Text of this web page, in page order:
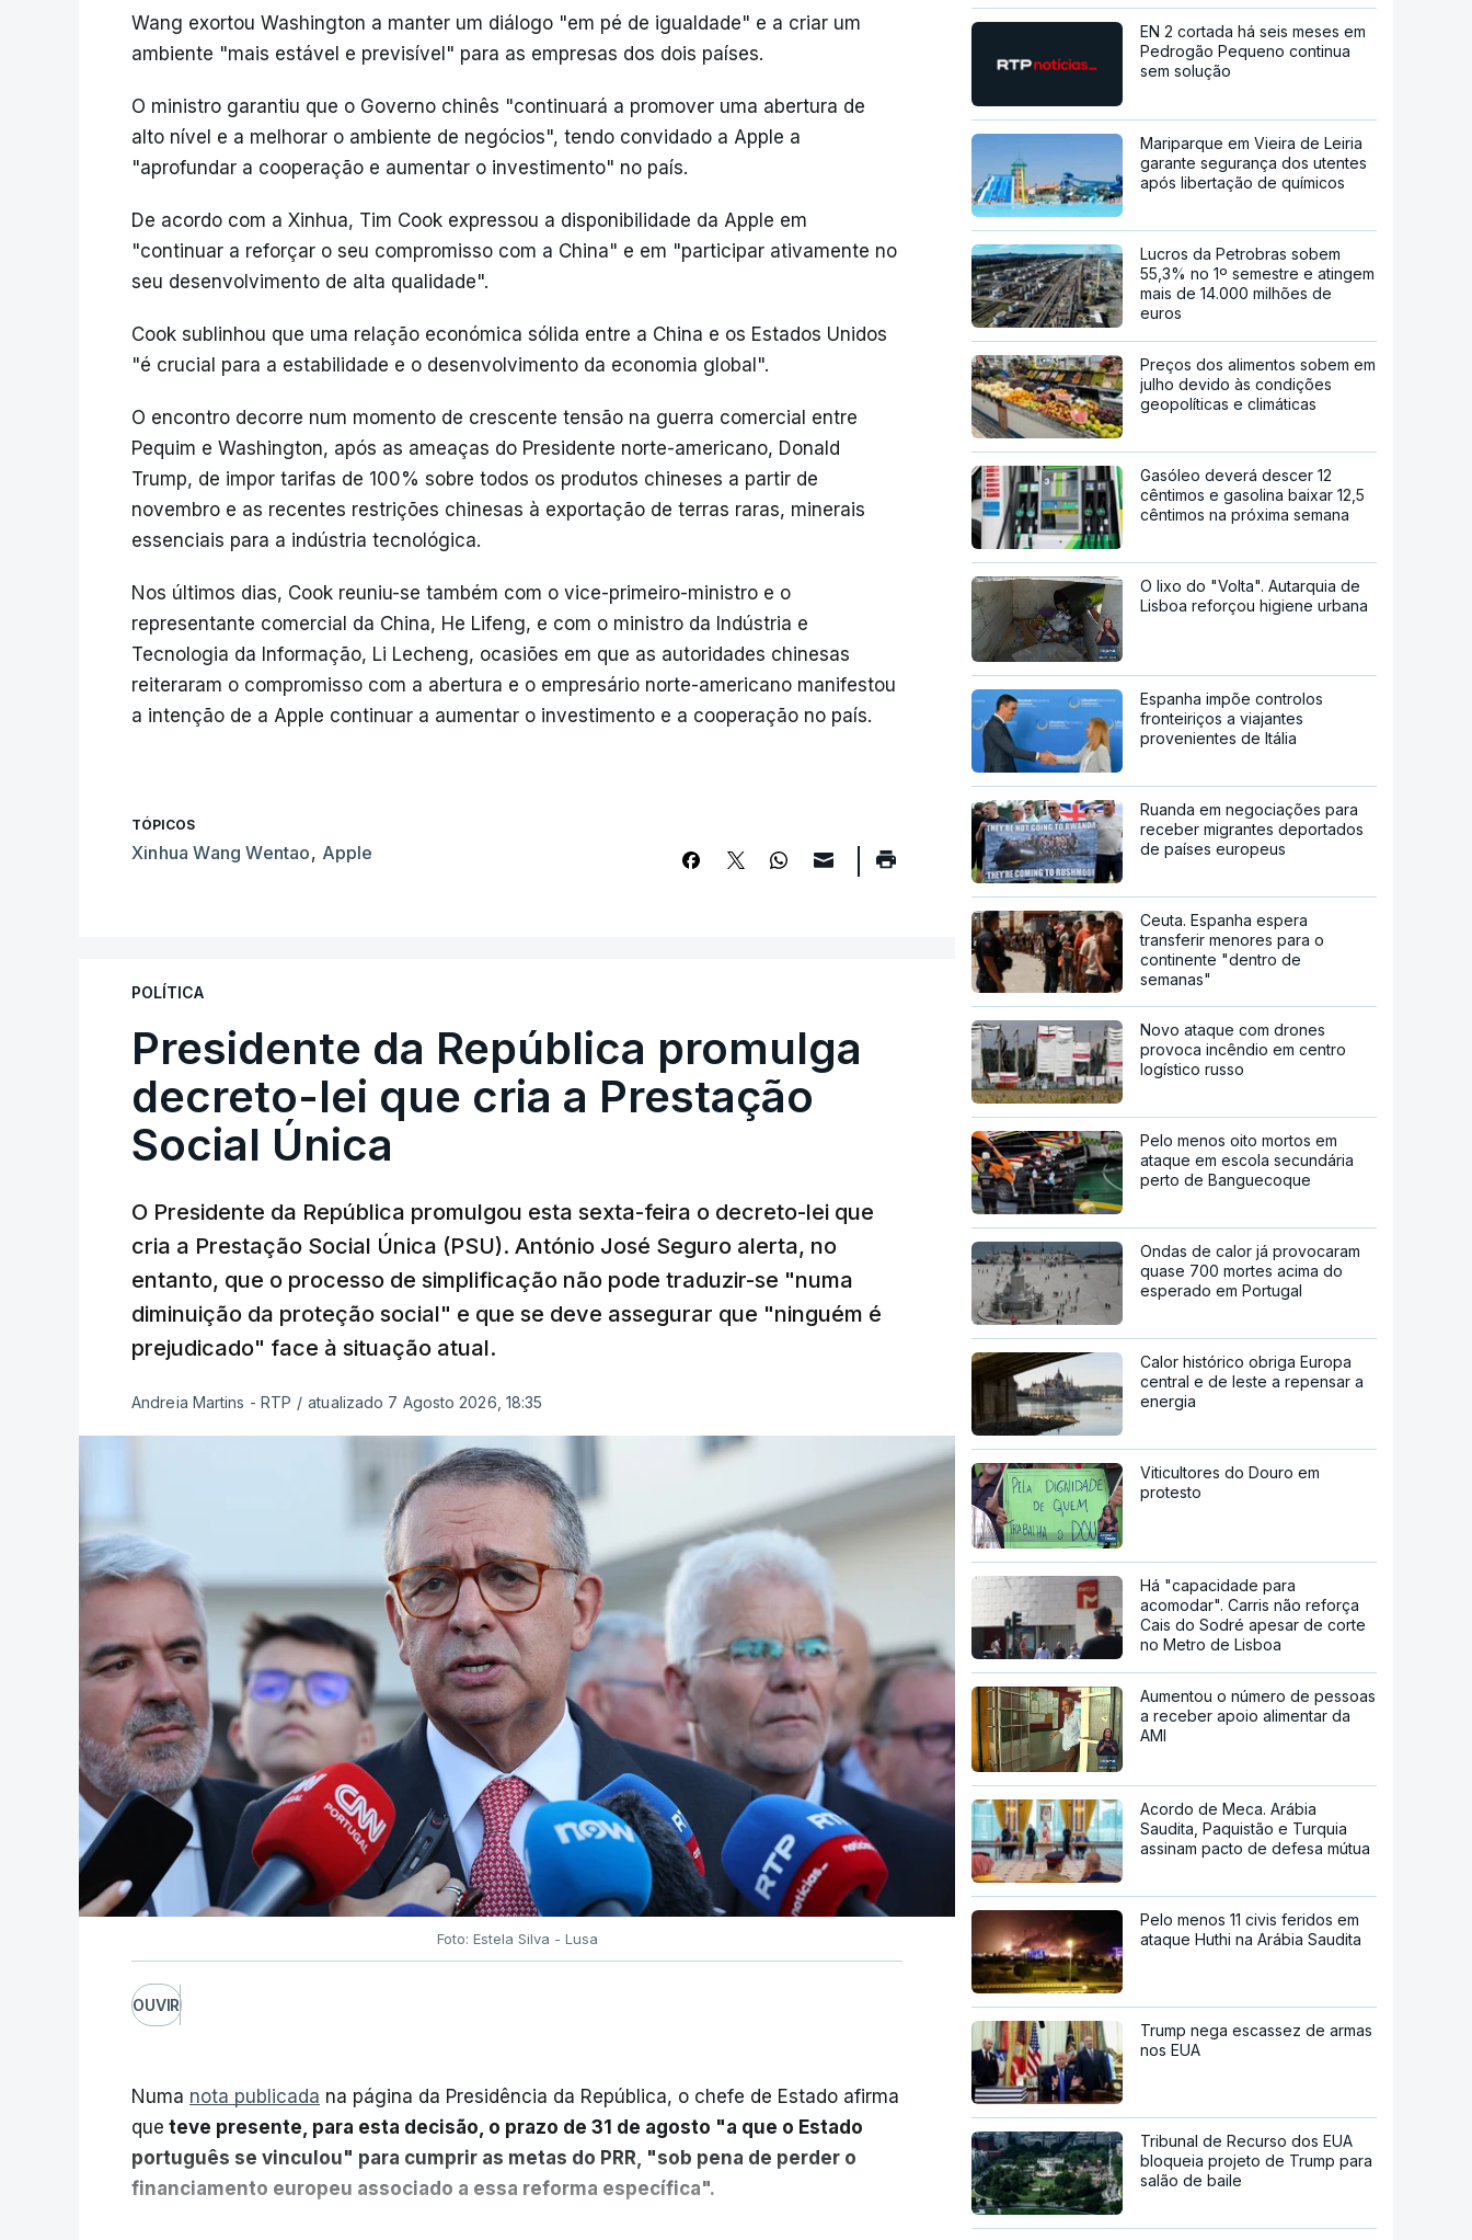
Wang exortou Washington a manter um diálogo "em pé de igualdade" e a criar um
ambiente "mais estável e previsível" para as empresas dos dois países.
O ministro garantiu que o Governo chinês "continuará a promover uma abertura de
alto nível e a melhorar o ambiente de negócios", tendo convidado a Apple a
"aprofundar a cooperação e aumentar o investimento" no país.
De acordo com a Xinhua, Tim Cook expressou a disponibilidade da Apple em
"continuar a reforçar o seu compromisso com a China" e em "participar ativamente no
seu desenvolvimento de alta qualidade".
Cook sublinhou que uma relação económica sólida entre a China e os Estados Unidos
"é crucial para a estabilidade e o desenvolvimento da economia global".
O encontro decorre num momento de crescente tensão na guerra comercial entre
Pequim e Washington, após as ameaças do Presidente norte-americano, Donald
Trump, de impor tarifas de 100% sobre todos os produtos chineses a partir de
novembro e as recentes restrições chinesas à exportação de terras raras, minerais
essenciais para a indústria tecnológica.
Nos últimos dias, Cook reuniu-se também com o vice-primeiro-ministro e o
representante comercial da China, He Lifeng, e com o ministro da Indústria e
Tecnologia da Informação, Li Lecheng, ocasiões em que as autoridades chinesas
reiteraram o compromisso com a abertura e o empresário norte-americano manifestou
a intenção de a Apple continuar a aumentar o investimento e a cooperação no país.
TÓPICOS
Xinhua Wang Wentao, Apple
POLÍTICA
Presidente da República promulga
decreto-lei que cria a Prestação
Social Única
O Presidente da República promulgou esta sexta-feira o decreto-lei que
cria a Prestação Social Única (PSU). António José Seguro alerta, no
entanto, que o processo de simplificação não pode traduzir-se "numa
diminuição da proteção social" e que se deve assegurar que "ninguém é
prejudicado" face à situação atual.
Andreia Martins - RTP / atualizado 7 Agosto 2026, 18:35
Foto: Estela Silva - Lusa
OUVIR
Numa nota publicada na página da Presidência da República, o chefe de Estado afirma
que teve presente, para esta decisão, o prazo de 31 de agosto "a que o Estado
português se vinculou" para cumprir as metas do PRR, "sob pena de perder o
financiamento europeu associado a essa reforma específica".
EN 2 cortada há seis meses em
Pedrogão Pequeno continua
sem solução
Mariparque em Vieira de Leiria
garante segurança dos utentes
após libertação de químicos
Lucros da Petrobras sobem
55,3% no 1º semestre e atingem
mais de 14.000 milhões de
euros
Preços dos alimentos sobem em
julho devido às condições
geopolíticas e climáticas
Gasóleo deverá descer 12
cêntimos e gasolina baixar 12,5
cêntimos na próxima semana
O lixo do "Volta". Autarquia de
Lisboa reforçou higiene urbana
Espanha impõe controlos
fronteiriços a viajantes
provenientes de Itália
Ruanda em negociações para
receber migrantes deportados
de países europeus
Ceuta. Espanha espera
transferir menores para o
continente "dentro de
semanas"
Novo ataque com drones
provoca incêndio em centro
logístico russo
Pelo menos oito mortos em
ataque em escola secundária
perto de Banguecoque
Ondas de calor já provocaram
quase 700 mortes acima do
esperado em Portugal
Calor histórico obriga Europa
central e de leste a repensar a
energia
Viticultores do Douro em
protesto
Há "capacidade para
acomodar". Carris não reforça
Cais do Sodré apesar de corte
no Metro de Lisboa
Aumentou o número de pessoas
a receber apoio alimentar da
AMI
Acordo de Meca. Arábia
Saudita, Paquistão e Turquia
assinam pacto de defesa mútua
Pelo menos 11 civis feridos em
ataque Huthi na Arábia Saudita
Trump nega escassez de armas
nos EUA
Tribunal de Recurso dos EUA
bloqueia projeto de Trump para
salão de baile